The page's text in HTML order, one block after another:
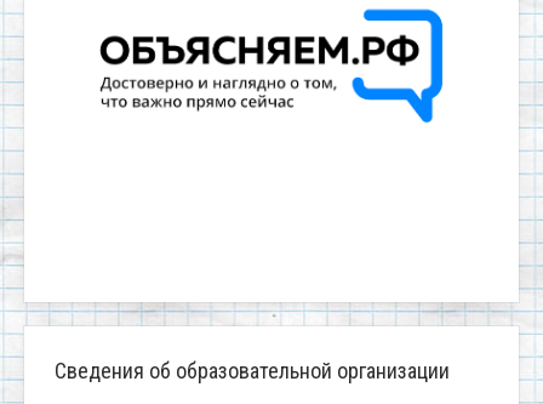
Сведения об образовательной организации